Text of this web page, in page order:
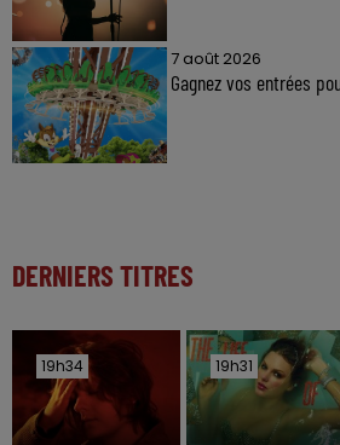
7 août 2026
Gagnez vos entrées
DERNIERS TITRES
19h34
19h34 19h31
19h31